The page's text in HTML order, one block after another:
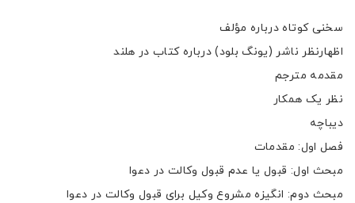
سخنی کوتاه درباره مؤلف
اظهارنظر ناشر (یونگ بلود) درباره کتاب در هلند
مقدمه مترجم
نظر یک همکار
دیباچه
فصل اول: مقدمات
مبحث اول: قبول یا عدم قبول وکالت در دعوا
مبحث دوم: انگیزه مشروع وکیل برای قبول وکالت در دعوا